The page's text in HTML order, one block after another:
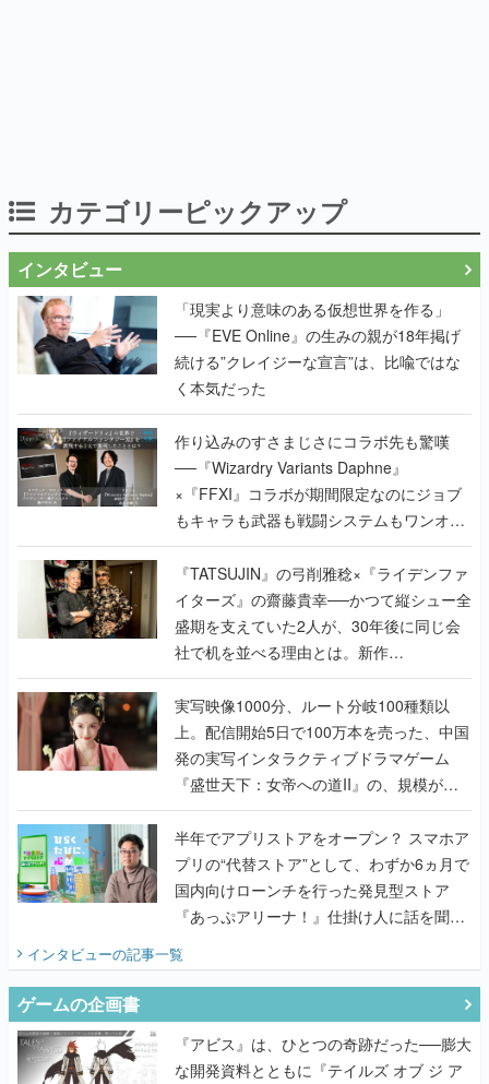
「現実より意味のある仮想世界を作る」
──『EVE Online』の生みの親が18年掲げ
く本気だった
作り込みのすさまじさにコラボ先も驚嘆
──『Wizardry Variants Daphne』
×『FFXI』コラボが期間限定なのにジョブ
もキャラも武器も戦闘システムもワンオフ
で作り込まれた理由を両ディレクターに聞
く
『TATSUJIN』の弓削雅稔×『ライデンファ
イターズ』の齋藤貴幸──かつて縦シュー全
盛期を支えていた2人が、30年後に同じ会
社で机を並べる理由とは。新作
『TATSUJIN EXTREME』で初タッグを組
んだレジェンド2人に訊く開発秘話
実写映像1000分、ルート分岐100種類以
上。配信開始5日で100万本を売った、中国
発の実写インタラクティブドラマゲーム
『盛世天下：女帝への道II』の、規模が違
うこだわりをプロデューサーに聞いた
半年でアプリストアをオープン？ スマホア
プリの“代替ストア”として、わずか6ヵ月で
国内向けローンチを行った発見型ストア
『あっぷアリーナ！』仕掛け人に話を聞い
てみた
インタビューの記事一覧
『アビス』は、ひとつの奇跡だった──膨大
な開発資料とともに『テイルズ オブ ジ ア
るRPG」が生まれた理由【ゲームの企画
書】